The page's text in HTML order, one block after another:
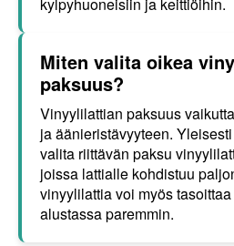
Miten valita oikea
paksuus?
Vinyylilattian paksuus
ja äänieristävyyteen.
valita riittävän paksu
joissa lattialle kohdistuu
vinyylilattia voi myös
alustassa paremmin.